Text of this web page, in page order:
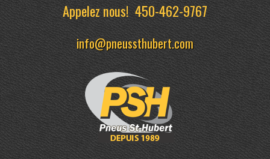
Appelez nous!450-462-9767
info@pneussthubert.com